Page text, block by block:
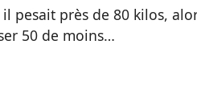
pesait près de 80 kilos,
50 de moins…